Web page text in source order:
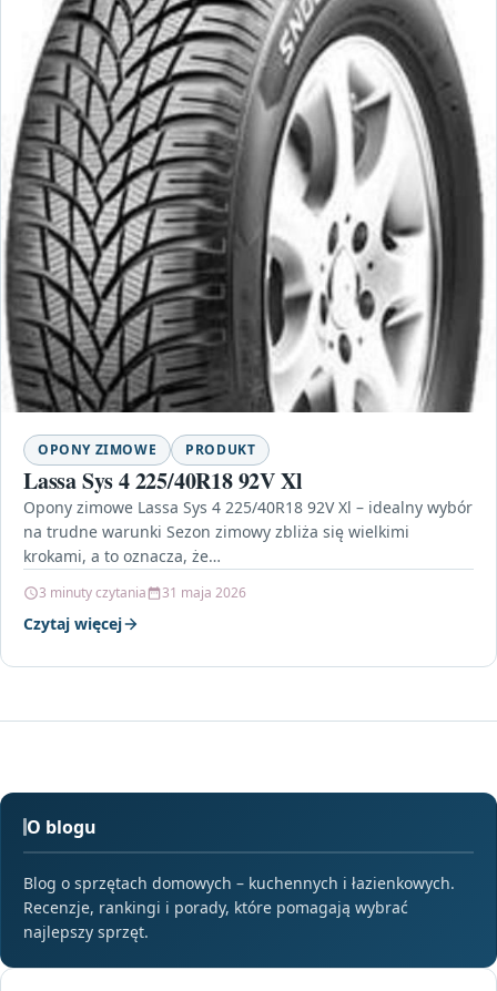
OPONY ZIMOWE PRODUKT
Lassa Sys 4 225/40R18 92V Xl
Opony zimowe Lassa Sys 4 225/40R18 92V Xl – idealny wybór
na trudne warunki Sezon zimowy zbliża się wielkimi
krokami, a to oznacza, że…
3 minuty czytania 31 maja 2026
Czytaj więcej
O blogu
Blog o sprzętach domowych – kuchennych i łazienkowych.
Recenzje, rankingi i porady, które pomagają wybrać
najlepszy sprzęt.